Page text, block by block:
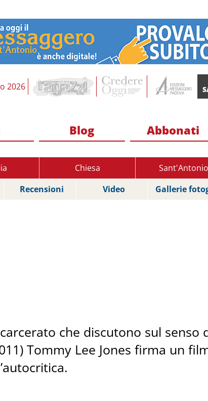
2026
Blog Abbonati
Chiesa Sant'Antonio
Recensioni Video Gallerie
che discutono sul senso
Tommy Lee Jones firma un